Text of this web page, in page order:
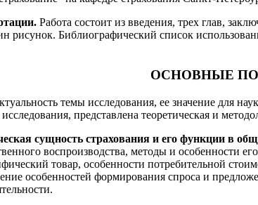
Работа состоит из введения, трех глав,
рисунок. Библиографический список
ОСНОВНЫЕ
темы исследования, ее значение для
представлена теоретическая и
сущность страхования и его функции в
воспроизводства, методы и особенности
товар, особенности потребительной
особенностей формирования спроса и